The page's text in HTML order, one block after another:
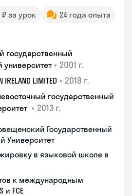
₽ за урок
24 года опыта
государственный
университет • 2001 г.
LIMITED • 2018 г.
государственный
• 2013 г.
Государственный
Университет
в языковой школе в
к международным
и FCE